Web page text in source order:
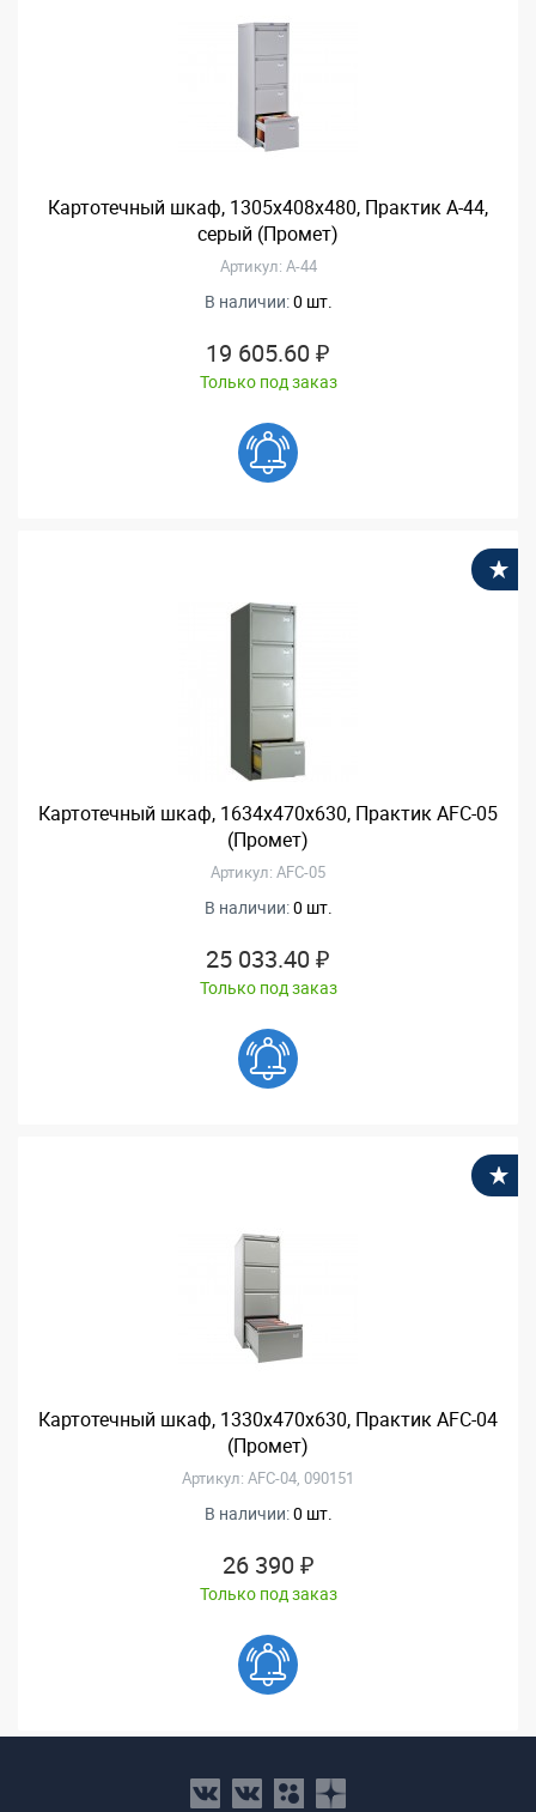
Картотечный шкаф, 1305x408x480, Практик А-44,
серый (Промет)
Артикул: А-44
В наличии:0 шт.
19 605.60 ₽
Только под заказ
Картотечный шкаф, 1634x470x630, Практик AFC-05
(Промет)
Артикул: AFC-05
В наличии:0 шт.
25 033.40 ₽
Только под заказ
Картотечный шкаф, 1330x470x630, Практик AFC-04
(Промет)
Артикул: AFC-04, 090151
В наличии:0 шт.
26 390 ₽
Только под заказ